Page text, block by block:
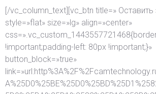
[/vc_column_text][vc_btn title=» Оставить
style=»flat» size=»lg» align=»center»
!important;padding-left: 80px !important;}»
button_block=»true»